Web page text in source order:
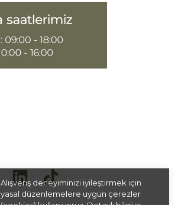
Alışveriş deneyiminizi iyileştirmek için
yasal düzenlemelere uygun çerezler